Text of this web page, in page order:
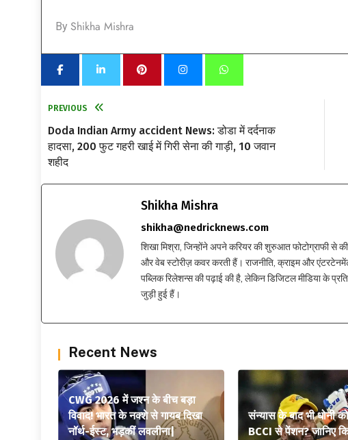
By Shikha Mishra
PREVIOUS
Doda Indian Army accident News: डोडा में दर्दनाक
हादसा, 200 फुट गहरी खाई में गिरी सेना की गाड़ी, 10 जवान
शहीद
Shikha Mishra
shikha@nedricknews.com
शिखा मिश्रा, जिन्होंने अपने करियर की शुरुआत फोटोग्राफी से
और वेब स्टोरीज़ कवर करती हैं। राजनीति, क्राइम और
पब्लिक रिलेशन्स की पढ़ाई की है, लेकिन डिजिटल मीडिया के
जुड़ी हुई हैं।
Recent News
CWG 2026 में जश्न के बीच बड़ा
विवाद! भारत के नक्शे से गायब दिखा
नॉर्थ-ईस्ट, भड़कीं लवलीना|
संन्यास के बाद भी धोनी
BCCI से पेंशन? जानिए